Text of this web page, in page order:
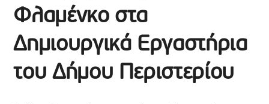
Φλαμένκο στα
Δημιουργικά Εργαστήρια
του Δήμου Περιστερίου